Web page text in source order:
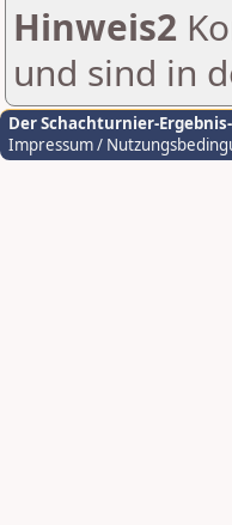
Hinweis2
und sind in
Der Schachturnier-
Impressum /